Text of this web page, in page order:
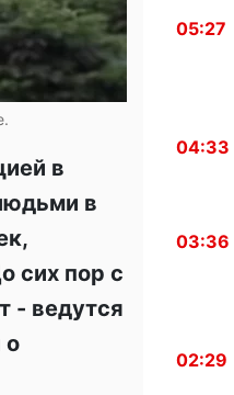
в
в
сих пор с
- ведутся
о
05:27
04:33
03:36
02:29